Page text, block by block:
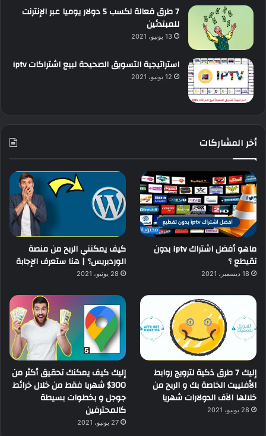
7 طرق فعالة لكسب 5 دولار يوميا عبر الإنترنت
للمبتدئين
13 يونيو، 2021
استراتيجية التسويق الصحيحة لبيع اشتراكات iptv
12 يونيو، 2021
أخر المشاركات
ماهو أفضل اشتراك iptv بدون
تقيطع ؟
18 ديسمبر، 2021
كيف يمكنني الربح من منصة
الوردبريس؟ | هنا ستعرف الإجابة
28 يونيو، 2021
إليك 7 طرق ذكية لترويج روابط
الأفلييت الخاصة بك و الربح من
خلالها الآف الدولارات شهريا
28 يونيو، 2021
إليك كيف يمكنك تحقيق أكثر من
300$ شهريا فقط من خلال خرائط
جوجل و بخطوات بسيطة
كالمحترفين
27 يونيو، 2021